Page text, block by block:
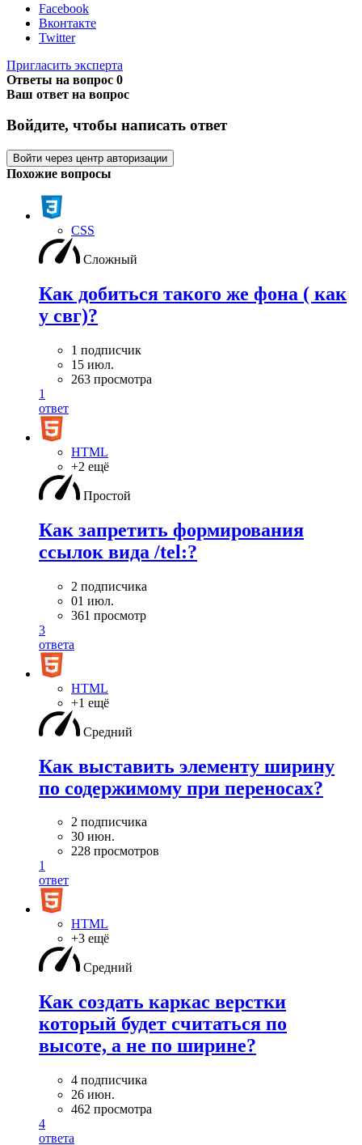
Facebook
Вконтакте
Twitter
Пригласить эксперта
Ответы на вопрос 0
Ваш ответ на вопрос
Войдите, чтобы написать ответ
Войти через центр авторизации
Похожие вопросы
CSS
Сложный
Как добиться такого же фона ( как
у свг)?
1 подписчик
15 июл.
263 просмотра
1
ответ
HTML
+2 ещё
Простой
Как запретить формирования
ссылок вида /tel:?
2 подписчика
01 июл.
361 просмотр
3
ответа
HTML
+1 ещё
Средний
Как выставить элементу ширину
по содержимому при переносах?
2 подписчика
30 июн.
228 просмотров
1
ответ
HTML
+3 ещё
Средний
Как создать каркас верстки
который будет считаться по
высоте, а не по ширине?
4 подписчика
26 июн.
462 просмотра
4
ответа